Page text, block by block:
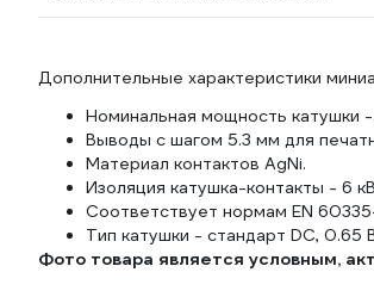
Дополнительные характеристики
Номинальная мощность катушки
Выводы с шагом 5.3 мм для
Материал контактов AgNi.
Изоляция катушка-контакты - 6
Соответствует нормам EN
Тип катушки - стандарт DC, 0.65
Фото товара является условным,